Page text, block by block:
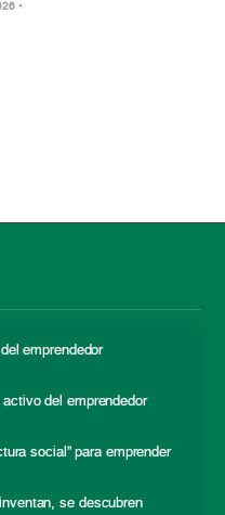
•
emprendedor
del emprendedor
social” para emprender
se descubren